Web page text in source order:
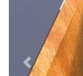
Vorige